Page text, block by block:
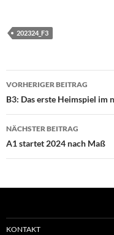
202324_F3
VORHERIGER BEITRAG
B3: Das erste Heimspiel im
NÄCHSTER BEITRAG
A1 startet 2024 nach Maß
KONTAKT